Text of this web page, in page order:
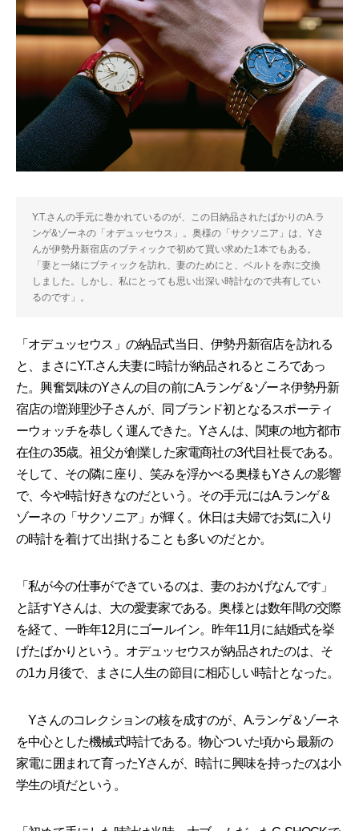
Y.T.さんの手元に巻かれているのが、この日納品されたばかりのA.ラ
ンゲ&ゾーネの「オデュッセウス」。奥様の「サクソニア」は、Yさ
んが伊勢丹新宿店のブティックで初めて買い求めた1本でもある。
「妻と一緒にブティックを訪れ、妻のためにと、ベルトを赤に交換
しました。しかし、私にとっても思い出深い時計なので共有してい
るのです」。
「オデュッセウス」の納品式当日、伊勢丹新宿店を訪れる
と、まさにY.T.さん夫妻に時計が納品されるところであっ
た。興奮気味のYさんの目の前にA.ランゲ＆ゾーネ伊勢丹新
宿店の増渕理沙子さんが、同ブランド初となるスポーティ
ーウォッチを恭しく運んできた。Yさんは、関東の地方都市
在住の35歳。祖父が創業した家電商社の3代目社長である。
そして、その隣に座り、笑みを浮かべる奥様もYさんの影響
で、今や時計好きなのだという。その手元にはA.ランゲ＆
ゾーネの「サクソニア」が輝く。休日は夫婦でお気に入り
の時計を着けて出掛けることも多いのだとか。
「私が今の仕事ができているのは、妻のおかげなんです」
と話すYさんは、大の愛妻家である。奥様とは数年間の交際
を経て、一昨年12月にゴールイン。昨年11月に結婚式を挙
げたばかりという。オデュッセウスが納品されたのは、そ
の1カ月後で、まさに人生の節目に相応しい時計となった。
Yさんのコレクションの核を成すのが、A.ランゲ＆ゾーネ
を中心とした機械式時計である。物心ついた頃から最新の
家電に囲まれて育ったYさんが、時計に興味を持ったのは小
学生の頃だという。